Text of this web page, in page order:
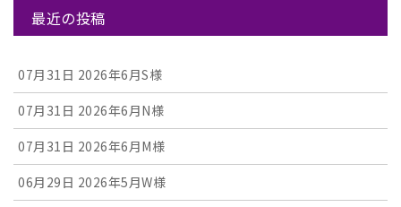
最近の投稿
07月31日 2026年6月S様
07月31日 2026年6月N様
07月31日 2026年6月M様
06月29日 2026年5月W様